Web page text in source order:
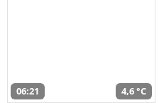
06:21 4,6 °C